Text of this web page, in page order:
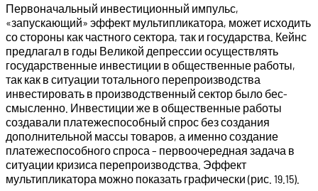
Первоначальный инвестиционный импульс,
«запускающий» эффект мультипликатора, может исходить
со стороны как ча­стного сектора, так и государства. Кейнс
предлагал в годы Ве­ликой депрессии осуществлять
государственные инвестиции в общественные работы,
так как в ситуации тотального перепро­изводства
инвестировать в производственный сектор было бес­
смысленно. Инвестиции же в общественные работы
создавали платежеспособный спрос без создания
дополнительной массы товаров, а именно создание
платежеспособного спроса – пер­воочередная задача в
ситуации кризиса перепроизводства. Эффект
мультипликатора можно показать графи­чески (рис. 19.15).